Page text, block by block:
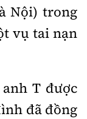
Nội) trong
vụ tai nạn
T được
đã đồng